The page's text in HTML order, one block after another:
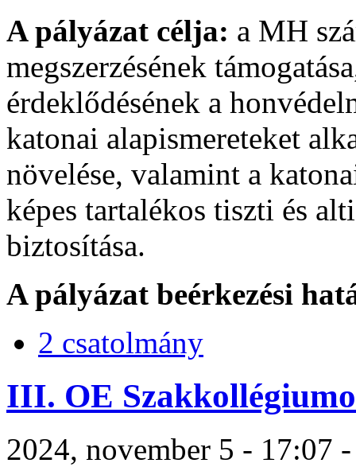
A pályázat célja: a MH
megszerzésének
érdeklődésének a
katonai alapismereteket
növelése, valamint a
képes tartalékos tiszti és
biztosítása.
A pályázat beérkezési
2 csatolmány
III. OE
2024, november 5 - 17:07